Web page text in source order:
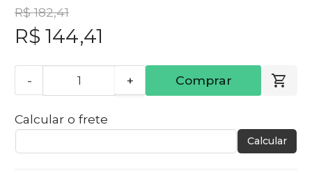
R$ 182,41
R$ 144,41
- + Comprar
Calcular o frete
Calcular